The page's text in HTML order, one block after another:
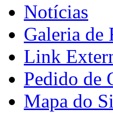
Notícias
Galeria de
Link
Pedido de
Mapa do